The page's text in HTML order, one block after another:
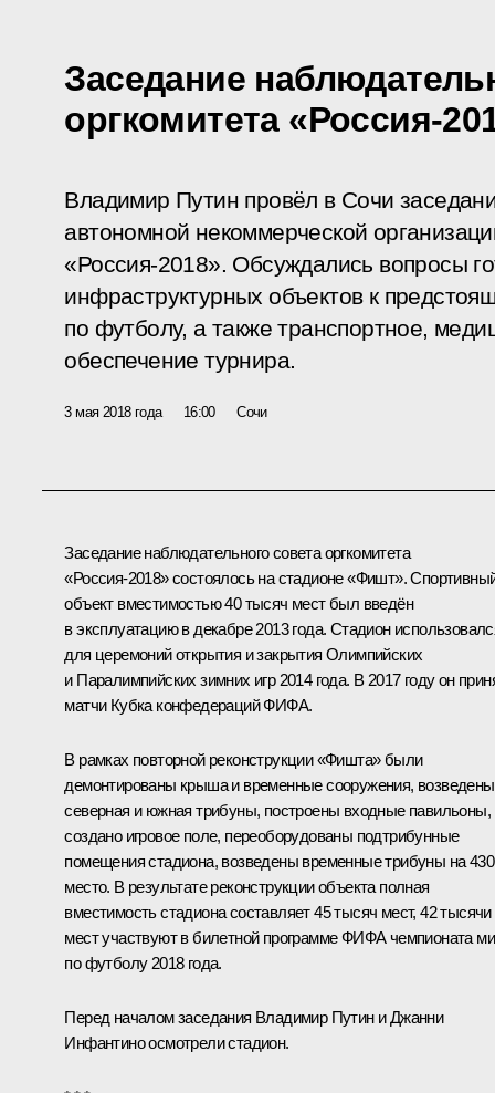
Заседание
оргкомитета «Россия-
Владимир Путин провёл в Сочи
автономной некоммерческой
«Россия-2018». Обсуждались вопросы
инфраструктурных объектов к
по футболу, а также транспортное,
обеспечение турнира.
3 мая 2018 года 16:00 Сочи
Заседание наблюдательного совета оргкомитета
«Россия-2018» состоялось на стадионе «Фишт».
объект вместимостью 40 тысяч мест был введён
в эксплуатацию в декабре 2013 года. Стадион
для церемоний открытия и закрытия Олимпийских
и Паралимпийских зимних игр 2014 года. В 2017 году он
матчи Кубка конфедераций ФИФА.
В рамках повторной реконструкции «Фишта» были
демонтированы крыша и временные сооружения, возведены
северная и южная трибуны, построены входные павильоны,
создано игровое поле, переоборудованы подтрибунные
помещения стадиона, возведены временные трибуны на
место. В результате реконструкции объекта полная
вместимость стадиона составляет 45 тысяч мест, 42 тысячи
мест участвуют в билетной программе ФИФА чемпионата
по футболу 2018 года.
Перед началом заседания Владимир Путин и Джанни
Инфантино осмотрели стадион.